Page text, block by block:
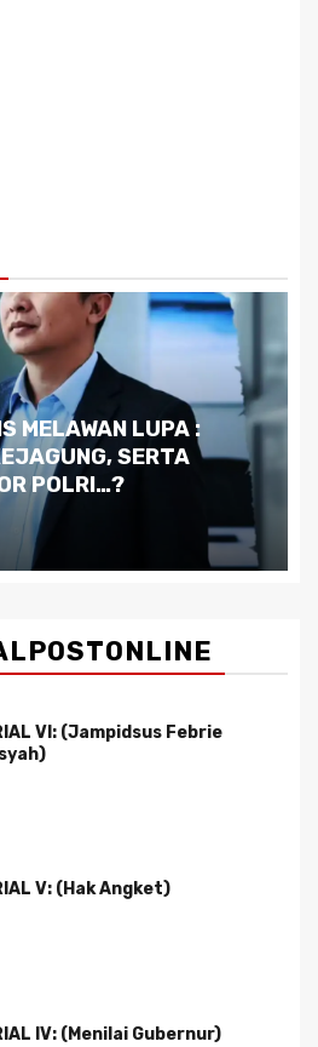
Tengah Krisis:
Daya Alam dan
Tak Kreatif
VI: (Jampidsus Febrie
V: (Hak Angket)
IV: (Menilai Gubernur)